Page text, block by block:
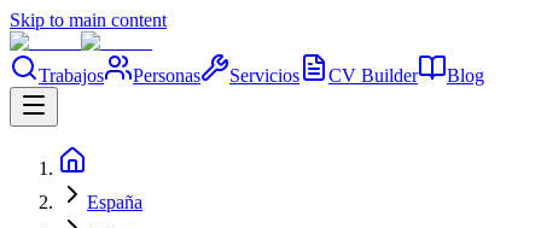
Skip to main content
Trabajos Personas Servicios CV Builder Blog
España